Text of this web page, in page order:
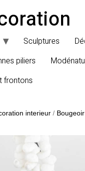
Sculptures
piliers
frontons
interieur /